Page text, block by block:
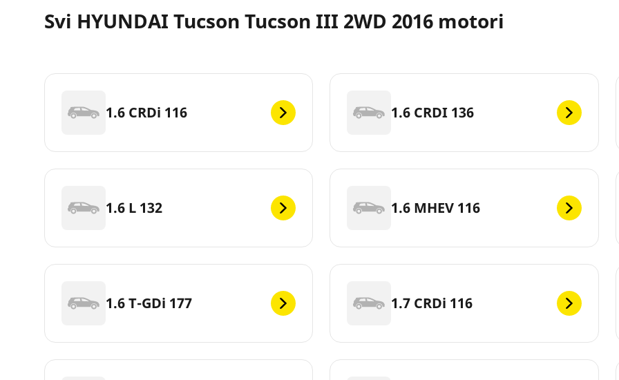
Svi HYUNDAI Tucson Tucson III 2WD 2016 motori
1.6 CRDi 116 1.6 CRDI 136
1.6 L 132 1.6 MHEV 116
1.6 T-GDi 177 1.7 CRDi 116